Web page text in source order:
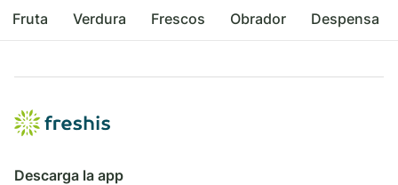
Fruta Verdura Frescos Obrador Despensa
Descarga la app